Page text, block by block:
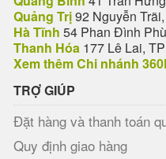
Quảng Trị92 Nguyễn
Hà Tĩnh 54 Phan Đình
Thanh Hóa 177 Lê Lai,
Xem thêm Chi nhánh
TRỢ GIÚP
Đặt hàng và thanh toán
Quy định giao hàng